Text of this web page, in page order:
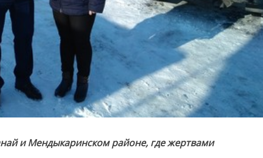
и Мендыкаринском районе, где жертвами